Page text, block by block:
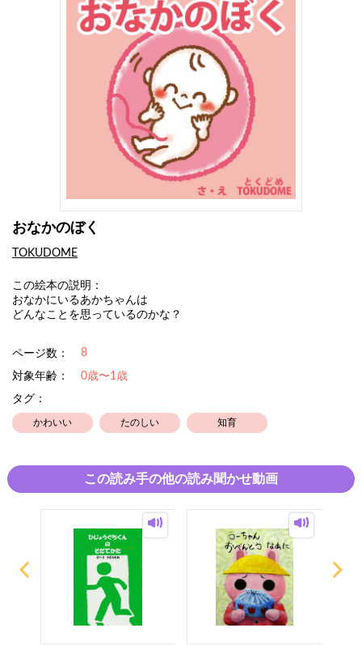
おなかのぼく
TOKUDOME
この絵本の説明：
おなかにいるあかちゃんは
どんなことを思っているのかな？
ページ数： 8
対象年齢：
0歳〜1歳
タグ：
かわいい たのしい 知育
この読み手の他の読み聞かせ動画